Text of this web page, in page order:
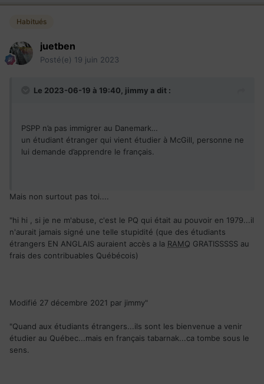
Habitués
juetben
Posté(e) 19 juin 2023
Le 2023-06-19 à 19:40, jimmy a dit :
PSPP n’a pas immigrer au Danemark…
un étudiant étranger qui vient étudier à McGill, personne ne
lui demande d’apprendre le français.
Mais non surtout pas toi....
"hi hi , si je ne m'abuse, c'est le PQ qui était au pouvoir en 1979...il
n'aurait jamais signé une telle stupidité (que des étudiants
étrangers EN ANGLAIS auraient accès a la RAMQ GRATISSSSS au
frais des contribuables Québécois)
Modifié 27 décembre 2021 par jimmy"
"Quand aux étudiants étrangers...ils sont les bienvenue a venir
étudier au Québec...mais en français tabarnak...ca tombe sous le
sens.